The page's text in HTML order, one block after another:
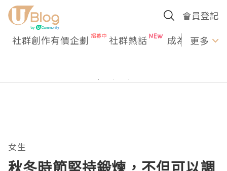
會員登記
社群創作有價企劃 社群熱話 成為U更多
女生